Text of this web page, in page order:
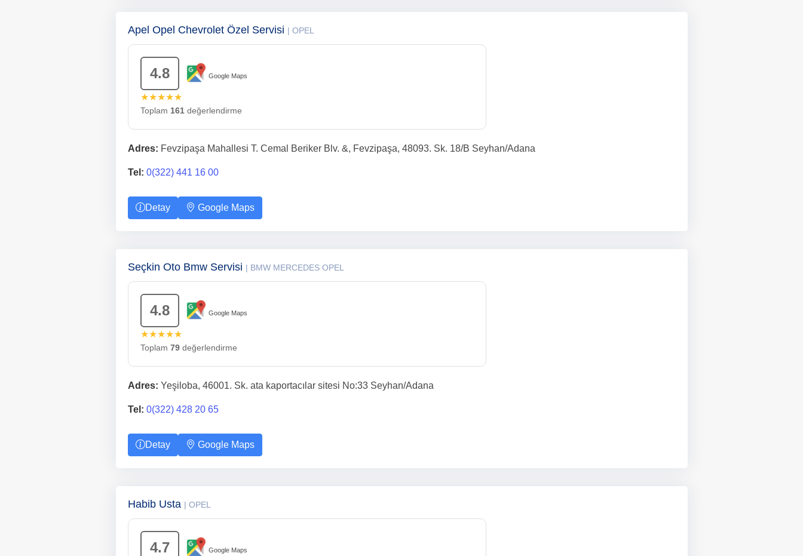
Apel Opel Chevrolet Özel Servisi | OPEL
4.8 Google Maps
★★★★★
Toplam 161değerlendirme
Adres: Fevzipaşa Mahallesi T. Cemal Beriker Blv. &, Fevzipaşa, 48093. Sk. 18/B Seyhan/Adana
Tel: 0(322) 441 16 00
Detay Google Maps
Seçkin Oto Bmw Servisi | BMW MERCEDES OPEL
4.8 Google Maps
★★★★★
Toplam 79değerlendirme
Adres: Yeşiloba, 46001. Sk. ata kaportacılar sitesi No:33 Seyhan/Adana
Tel: 0(322) 428 20 65
Detay Google Maps
Habib Usta | OPEL
4.7 Google Maps